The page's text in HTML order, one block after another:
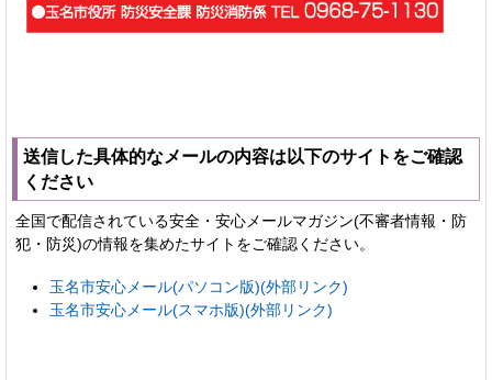
送信した具体的なメールの内容は以下のサイトをご確認
ください
全国で配信されている安全・安心メールマガジン(不審者情報・防
犯・防災)の情報を集めたサイトをご確認ください。
玉名市安心メール(パソコン版)(外部リンク)
玉名市安心メール(スマホ版)(外部リンク)